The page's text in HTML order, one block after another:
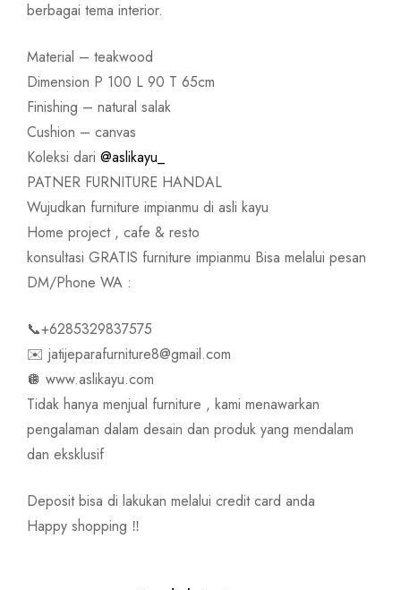
berbagai tema interior.
Material – teakwood
Dimension P 100 L 90 T 65cm
Finishing – natural salak
Cushion – canvas
Koleksi dari @aslikayu_
PATNER FURNITURE HANDAL
Wujudkan furniture impianmu di asli kayu
Home project , cafe & resto
konsultasi GRATIS furniture impianmu Bisa melalui pesan
DM/Phone WA :
📞+6285329837575
✉️ jatijeparafurniture8@gmail.com
🪩 www.aslikayu.com
Tidak hanya menjual furniture , kami menawarkan
pengalaman dalam desain dan produk yang mendalam
dan eksklusif
Deposit bisa di lakukan melalui credit card anda
Happy shopping ‼️